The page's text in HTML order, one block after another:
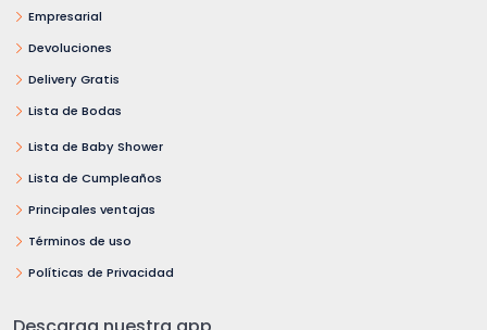
Empresarial
Devoluciones
Delivery Gratis
Lista de Bodas
Lista de Baby Shower
Lista de Cumpleaños
Principales ventajas
Términos de uso
Políticas de Privacidad